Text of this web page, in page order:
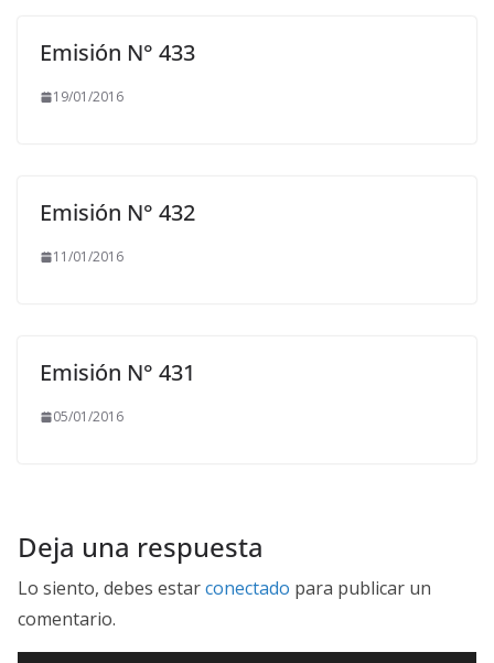
Emisión N° 433
19/01/2016
Emisión N° 432
11/01/2016
Emisión N° 431
05/01/2016
Deja una respuesta
Lo siento, debes estarconectado para publicar un
comentario.